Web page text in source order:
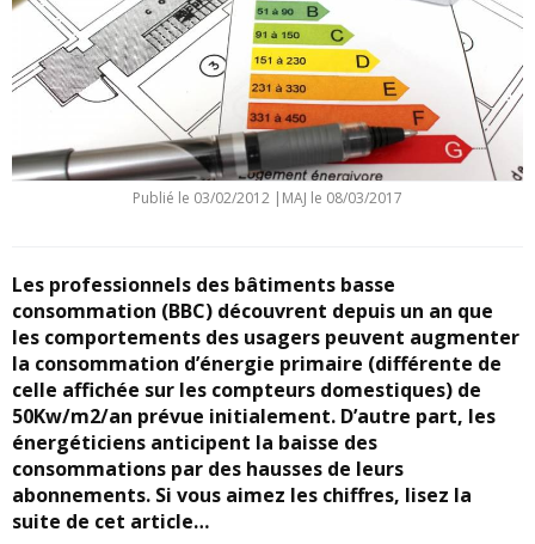
Publié le 03/02/2012 | MAJ le 08/03/2017
Les professionnels des bâtiments basse
consommation (BBC) découvrent depuis un an que
les comportements des usagers peuvent augmenter
la consommation d’énergie primaire (différente de
celle affichée sur les compteurs domestiques) de
50Kw/m2/an prévue initialement. D’autre part, les
énergéticiens anticipent la baisse des
consommations par des hausses de leurs
abonnements. Si vous aimez les chiffres, lisez la
suite de cet article…